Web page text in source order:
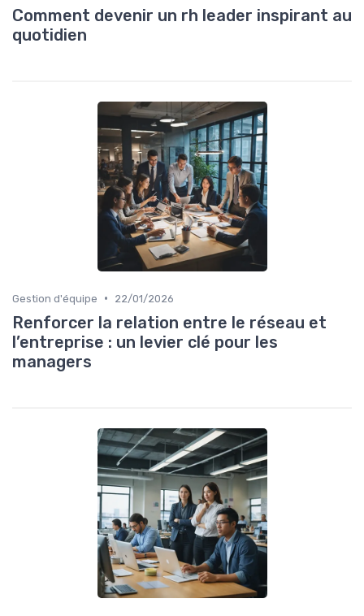
Comment devenir un rh leader inspirant au
quotidien
Gestion d'équipe • 22/01/2026
Renforcer la relation entre le réseau et
l’entreprise : un levier clé pour les
managers